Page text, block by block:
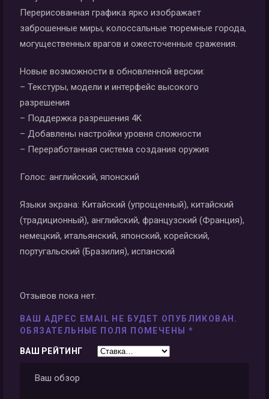
Перерисованная графика ярко изображает
заброшенные миры, колоссальные тюремные города,
могущественных врагов и ожесточенные сражения.
Новые возможности в обновленной версии:
– Текстуры, модели и интерфейс высокого
разрешения
– Поддержка разрешения 4K
– Добавлены настройки уровня сложности
– Переработанная система создания оружия
Голос: английский, японский
Языки экрана: Китайский (упрощенный), китайский
(традиционный), английский, французский (Франция),
немецкий, итальянский, японский, корейский,
португальский (Бразилия), испанский
Отзывов пока нет.
ВАШ АДРЕС EMAIL НЕ БУДЕТ ОПУБЛИКОВАН.
ОБЯЗАТЕЛЬНЫЕ ПОЛЯ ПОМЕЧЕНЫ *
ВАШ РЕЙТИНГ